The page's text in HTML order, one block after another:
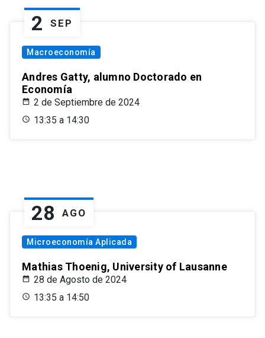
2 SEP
Macroeconomía
Andres Gatty, alumno Doctorado en
Economía
2 de Septiembre de 2024
13:35 a 14:30
28 AGO
Microeconomía Aplicada
Mathias Thoenig, University of Lausanne
28 de Agosto de 2024
13:35 a 14:50